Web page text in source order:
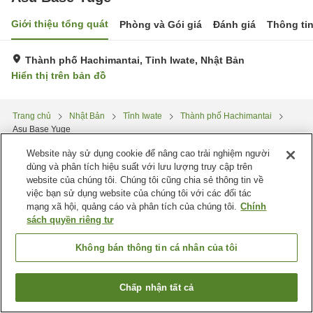
Giới thiệu tổng quát Phòng và Gói giá Đánh giá Thông
Thành phố Hachimantai, Tỉnh Iwate, Nhật Bản
Hiển thị trên bản đồ
Trang chủ Nhật Bản Tỉnh Iwate
Thành phố Hachimantai
Asu Base Yuge
Tìm phòng trống
Website này sử dụng cookie để nâng cao trải nghiệm người
dùng và phân tích hiệu suất với lưu lượng truy cập trên
website của chúng tôi. Chúng tôi cũng chia sẻ thông tin về
việc bạn sử dụng website của chúng tôi với các đối tác
mạng xã hội, quảng cáo và phân tích của chúng tôi. Chính
sách quyền riêng tư
Không bán thông tin cá nhân của tôi
Chấp nhận tất cả